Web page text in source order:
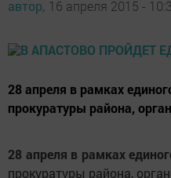
автор, 16 апреля 2015 -
28 апреля в рамках
прокуратуры района,
28 апреля в рамках
прокуратуры района,